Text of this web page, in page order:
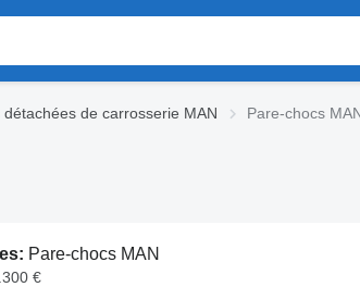
détachées de carrosserie MAN Pare-chocs
Pare-chocs MAN
€